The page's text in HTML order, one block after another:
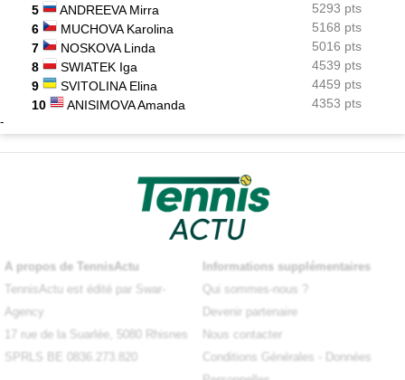
5
ANDREEVA Mirra
5293 pts
6
MUCHOVA Karolina
5168 pts
7
NOSKOVA Linda
5016 pts
8
SWIATEK Iga
4539 pts
9
SVITOLINA Elina
4459 pts
10
ANISIMOVA Amanda 4353 pts
-
A propos de TennisActu
TennisActu est édité par Swar-
Agency
17 rue de la Suarlée, 5080 Rhisnes
SPRLS BE 0836.273.820
Informations supplémentaires
Qui sommes-nous ?
Devenir partenaire
Nous contacter
Conditions Générales
Données